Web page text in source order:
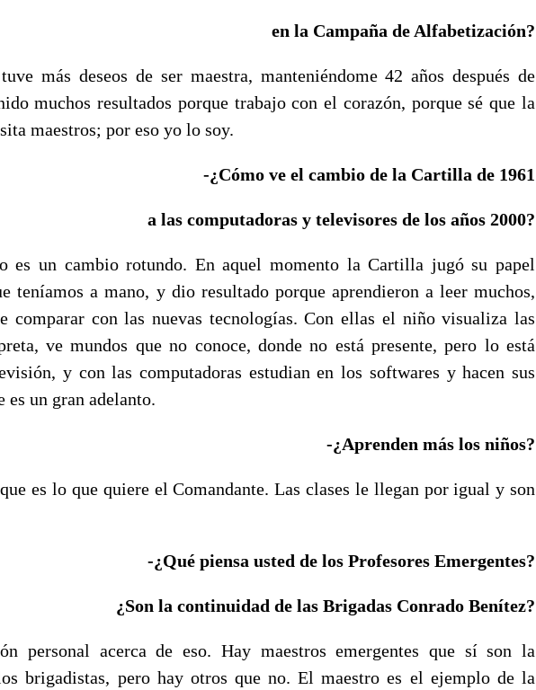
en la Campaña de Alfabetización?
más deseos de ser maestra, manteniéndome 42 años después de
muchos resultados porque trabajo con el corazón, porque sé que la
maestros; por eso yo lo soy.
-¿Cómo ve el cambio de la Cartilla de 1961
a las computadoras y televisores de los años 2000?
es un cambio rotundo. En aquel momento la Cartilla jugó su papel
teníamos a mano, y dio resultado porque aprendieron a leer muchos,
comparar con las nuevas tecnologías. Con ellas el niño visualiza las
ve mundos que no conoce, donde no está presente, pero lo está
y con las computadoras estudian en los softwares y hacen sus
es un gran adelanto.
-¿Aprenden más los niños?
es lo que quiere el Comandante. Las clases le llegan por igual y son
-¿Qué piensa usted de los Profesores Emergentes?
¿Son la continuidad de las Brigadas Conrado Benítez?
personal acerca de eso. Hay maestros emergentes que sí son la
brigadistas, pero hay otros que no. El maestro es el ejemplo de la